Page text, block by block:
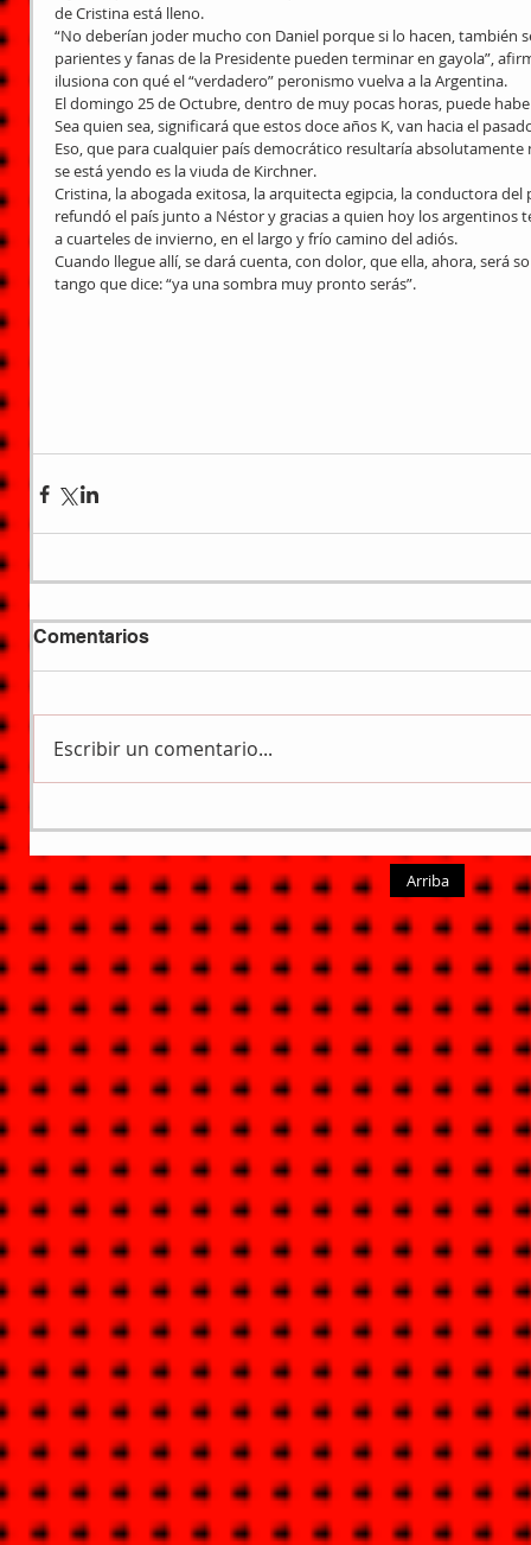
de Cristina está lleno.
“No deberían joder mucho con Daniel porque si lo hacen, también
parientes y fanas de la Presidente pueden terminar en gayola”,
ilusiona con qué el “verdadero” peronismo vuelva a la Argentina.
El domingo 25 de Octubre, dentro de muy pocas horas, puede
Sea quien sea, significará que estos doce años K, van hacia el
Eso, que para cualquier país democrático resultaría
se está yendo es la viuda de Kirchner.
Cristina, la abogada exitosa, la arquitecta egipcia, la conductora
refundó el país junto a Néstor y gracias a quien hoy los argentinos
a cuarteles de invierno, en el largo y frío camino del adiós.
Cuando llegue allí, se dará cuenta, con dolor, que ella, ahora, será
tango que dice: “ya una sombra muy pronto serás”.
Comentarios
Escribir un comentario...
Arriba